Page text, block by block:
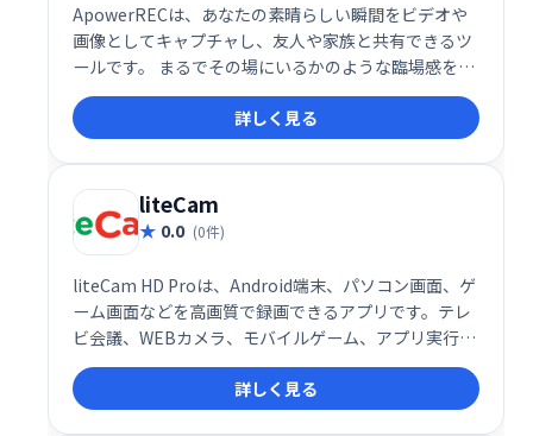
ApowerRECは、あなたの素晴らしい瞬間をビデオや
画像としてキャプチャし、友人や家族と共有できるツ
ールです。 まるでその場にいるかのような臨場感を届
け、大切な思い出を鮮やかに記録できます。 手軽に操
作でき、高画質での記録も可能です。大切な瞬間を、
ApowerRECで残しましょう。
詳しく見る
liteCam
0.0 (0件)
liteCam HD Proは、Android端末、パソコン画面、ゲ
ーム画面などを高画質で録画できるアプリです。テレ
ビ会議、WEBカメラ、モバイルゲーム、アプリ実行画
面など幅広い用途に対応。高品質な動画記録で、様々
なシーンをスムーズにキャプチャできます。
詳しく見る